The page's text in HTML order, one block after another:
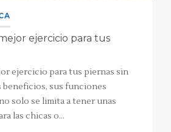
ejercicio para tus
ejercicio para tus piernas sin
beneficios, sus funciones
solo se limita a tener unas
las chicas o…